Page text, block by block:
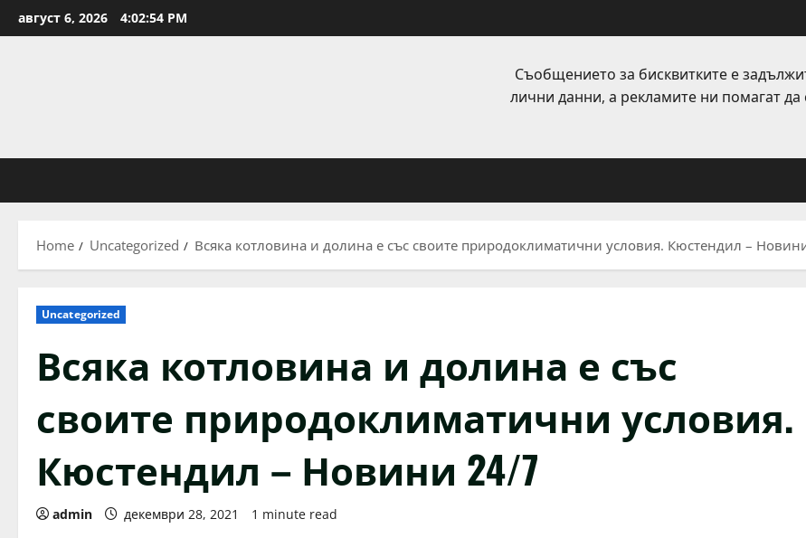
to
август 6, 2026 4:02:55 PM
Съобщението за бисквитките е
лични данни, а рекламите ни помагат
Home Uncategorized Всяка котловина и долина е със своите природоклиматични условия. Кюстендил –
Uncategorized
Всяка котловина и долина е със
своите природоклиматични условия.
Кюстендил – Новини 24/7
admin декември 28, 2021 1 minute read